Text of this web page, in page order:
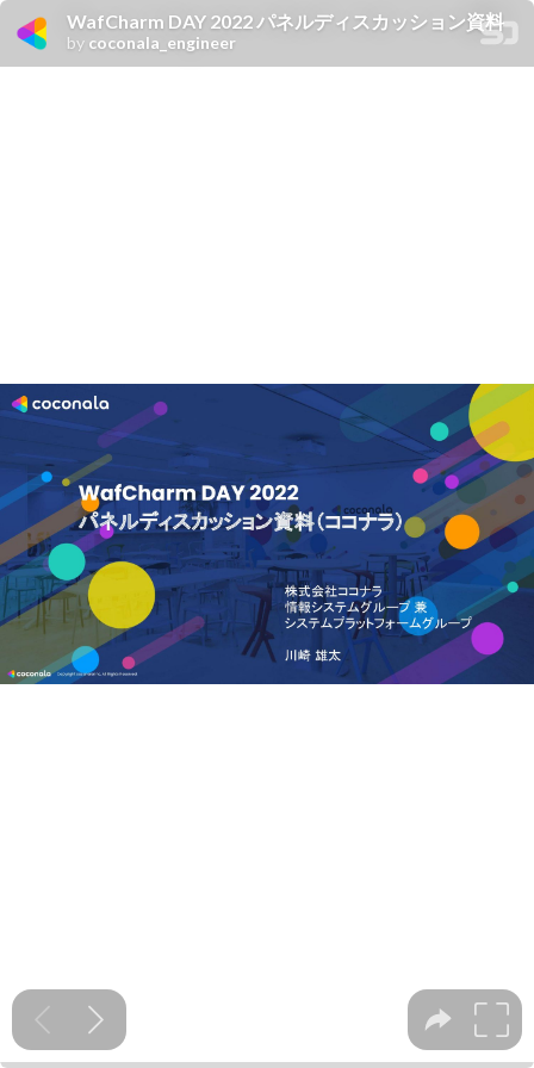
WafCharm DAY 2022 パネルディスカッション資料
by coconala_engineer